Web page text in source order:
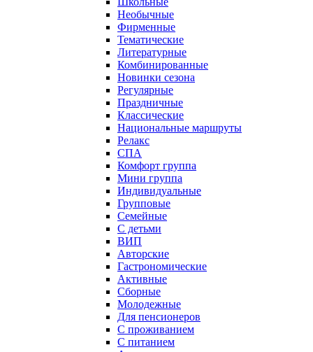
Необычные
Фирменные
Тематические
Литературные
Комбинированные
Новинки сезона
Регулярные
Праздничные
Классические
Национальные маршруты
Релакс
СПА
Комфорт группа
Мини группа
Индивидуальные
Групповые
Семейные
С детьми
ВИП
Авторские
Гастрономические
Активные
Сборные
Молодежные
Для пенсионеров
С проживанием
С питанием